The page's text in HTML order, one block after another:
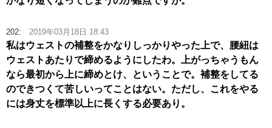
202: 2019年03月18日 18:43
私はウェストの補整をかなりしっかりやった上で、腰紐は
ウェストあたりで締めるようにしたわ。上がっちゃうもん
なら最初から上に締めとけ、ということで。補整をしてる
のできつくて苦しいってことはない。ただし、これをやる
には身丈を標準以上に長くする必要あり。